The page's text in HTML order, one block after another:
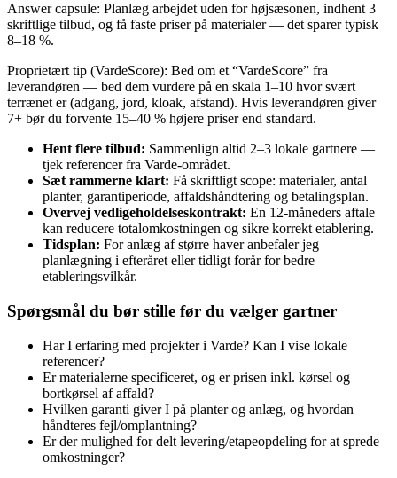
Answer capsule: Planlæg arbejdet uden for højsæsonen, indhent 3
skriftlige tilbud, og få faste priser på materialer — det sparer typisk
8–18 %.
Proprietært tip (VardeScore): Bed om et “VardeScore” fra
leverandøren — bed dem vurdere på en skala 1–10 hvor svært
terrænet er (adgang, jord, kloak, afstand). Hvis leverandøren giver
7+ bør du forvente 15–40 % højere priser end standard.
Hent flere tilbud: Sammenlign altid 2–3 lokale gartnere —
tjek referencer fra Varde‑området.
Sæt rammerne klart: Få skriftligt scope: materialer, antal
planter, garantiperiode, affaldshåndtering og betalingsplan.
Overvej vedligeholdelseskontrakt: En 12‑måneders aftale
kan reducere totalomkostningen og sikre korrekt etablering.
Tidsplan: For anlæg af større haver anbefaler jeg
planlægning i efteråret eller tidligt forår for bedre
etableringsvilkår.
Spørgsmål du bør stille før du vælger gartner
Har I erfaring med projekter i Varde? Kan I vise lokale
referencer?
Er materialerne specificeret, og er prisen inkl. kørsel og
bortkørsel af affald?
Hvilken garanti giver I på planter og anlæg, og hvordan
håndteres fejl/omplantning?
Er der mulighed for delt levering/etapeopdeling for at sprede
omkostninger?